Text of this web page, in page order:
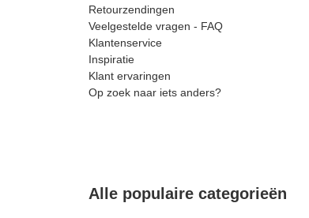
Retourzendingen
Veelgestelde vragen - FAQ
Klantenservice
Inspiratie
Klant ervaringen
Op zoek naar iets anders?
Alle populaire categorieën